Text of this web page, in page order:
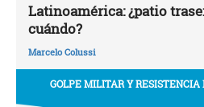
Latinoamérica: ¿patio
cuándo?
Marcelo Colussi
GOLPE MILITAR Y RESISTENCIA